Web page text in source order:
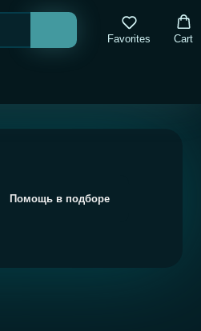
Favorites Cart